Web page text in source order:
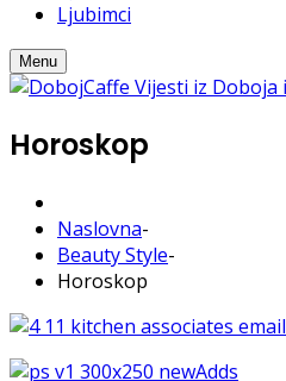
Ljubimci
Menu
Horoskop
Naslovna-
Beauty Style-
Horoskop